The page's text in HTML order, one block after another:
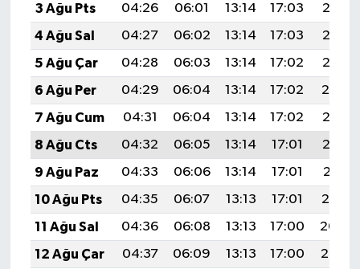
3 Ağu Pts
04:26 06:01 13:14 17:03
20:18
4 Ağu Sal
04:27 06:02 13:14 17:03
20:16
5 Ağu Çar
04:28 06:03 13:14 17:02
20:15
6 Ağu Per
04:29 06:04 13:14 17:02
20:14
7 Ağu Cum
04:31 06:04 13:14 17:02
20:13
8 Ağu Cts
04:32 06:05 13:14 17:01
20:12
9 Ağu Paz
04:33 06:06 13:14 17:01
20:11
10 Ağu Pts
04:35 06:07 13:13 17:01
20:10
11 Ağu Sal
04:36 06:08 13:13 17:00
20:09
12 Ağu Çar
04:37 06:09 13:13 17:00
20:08